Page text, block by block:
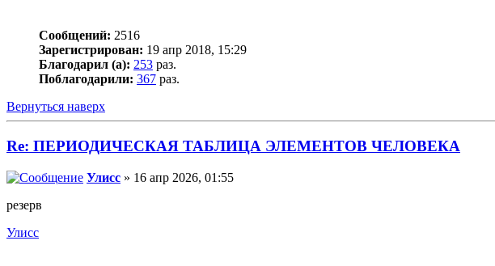
Сообщений: 2516
Зарегистрирован: 19 апр 2018, 15:29
Благодарил (а): 253 раз.
Поблагодарили: 367 раз.
Вернуться наверх
Re: ПЕРИОДИЧЕСКАЯ ТАБЛИЦА ЭЛЕМЕНТОВ ЧЕЛОВЕКА
Улисс » 16 апр 2026, 01:55
резерв
Улисс